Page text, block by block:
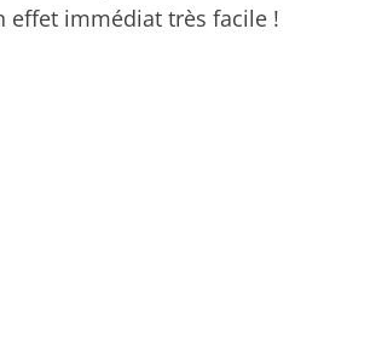
effet immédiat très facile !